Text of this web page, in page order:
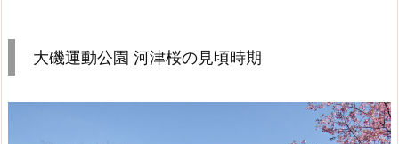
大磯運動公園 河津桜の見頃時期